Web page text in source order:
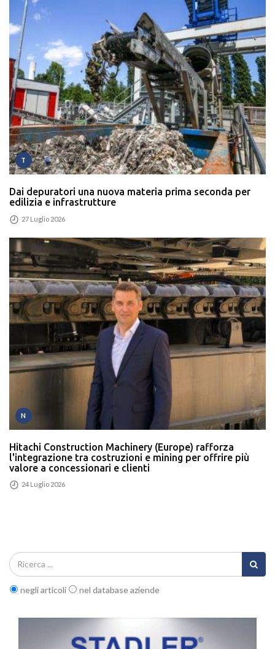
T
Dai depuratori una nuova materia prima seconda per
edilizia e infrastrutture
27 Luglio 2026
N
Hitachi Construction Machinery (Europe) rafforza
l'integrazione tra costruzioni e mining per offrire più
valore a concessionari e clienti
24 Luglio 2026
negli articoli nel database aziende